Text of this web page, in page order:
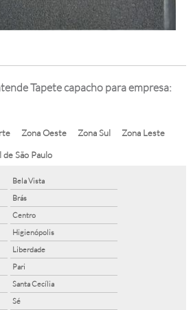
Tapete capacho para empresa:
Zona Oeste Zona Sul
Zona Leste
de São Paulo
Bela Vista
Brás
Centro
Higienópolis
Liberdade
Pari
Santa Cecília
Sé